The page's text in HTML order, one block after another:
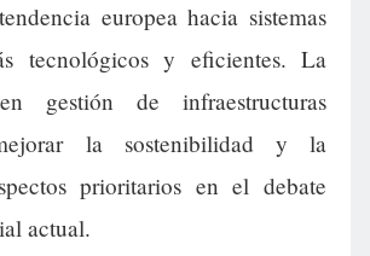
europea hacia sistemas
tecnológicos y eficientes. La
gestión de infraestructuras
la sostenibilidad y la
prioritarios en el debate
actual.